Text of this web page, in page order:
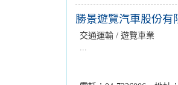
勝景遊覽汽車股份有
交通運輸 / 遊覽車業